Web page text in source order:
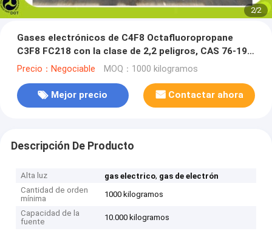
2/2
Gases electrónicos de C4F8 Octafluoropropane
C3F8 FC218 con la clase de 2,2 peligros, CAS 76-19-
7Precio：Negociable MOQ：1000 kilogramos
Mejor precio Contactar ahora
Descripción De Producto
Alta luz gas electrico, gas de electrón
Cantidad de orden
mínima
1000 kilogramos
Capacidad de la
fuente
10.000 kilogramos